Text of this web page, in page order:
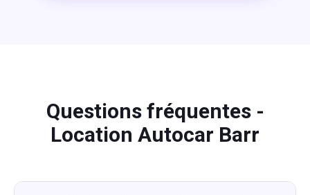
Questions fréquentes -
Location Autocar Barr